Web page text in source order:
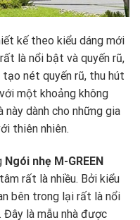
kế theo kiểu dáng mới
là nổi bật và quyến rũ,
tạo nét quyến rũ, thu hút
một khoảng không
này dành cho những gia
thiên nhiên.
Ngói nhẹ M-GREEN
rất là nhiều. Bởi kiểu
bên trong lại rất là nổi
là mẫu nhà được